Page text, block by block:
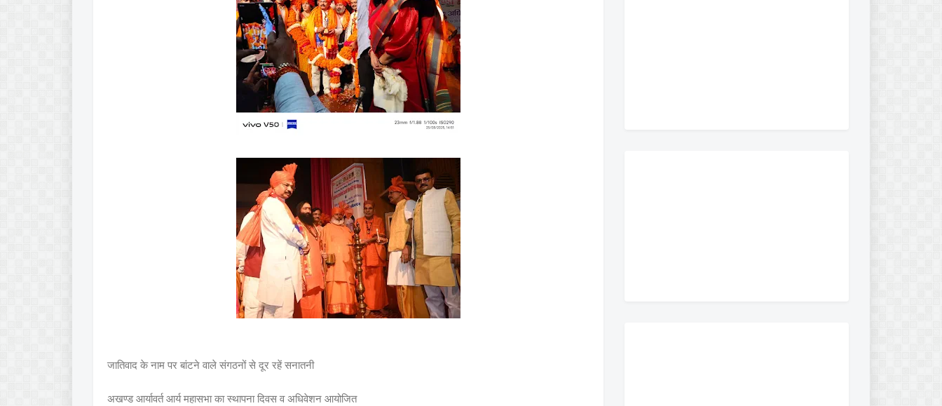
जातिवाद के नाम पर बांटने वाले संगठनों से दूर रहें सनातनी
अखण्ड आर्यावर्त आर्य महासभा का स्थापना दिवस व अधिवेशन आयोजित